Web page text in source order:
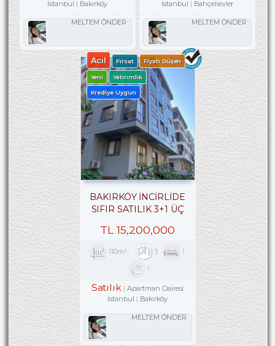
İstanbul
Bakırköy
MELTEM ÖNDER
İstanbul
Bahçelievler
MELTEM ÖNDER
Acil Fırsat Fiyatı Düşen
Yeni Yatırımlık
Krediye Uygun
BAKIRKÖY İNCİRLİDE
SIFIR SATILIK 3+1 ÜÇ
TL 15,200,000
110m² 3 1
1
Satılık
Apartman Dairesi
İstanbul
Bakırköy
MELTEM ÖNDER